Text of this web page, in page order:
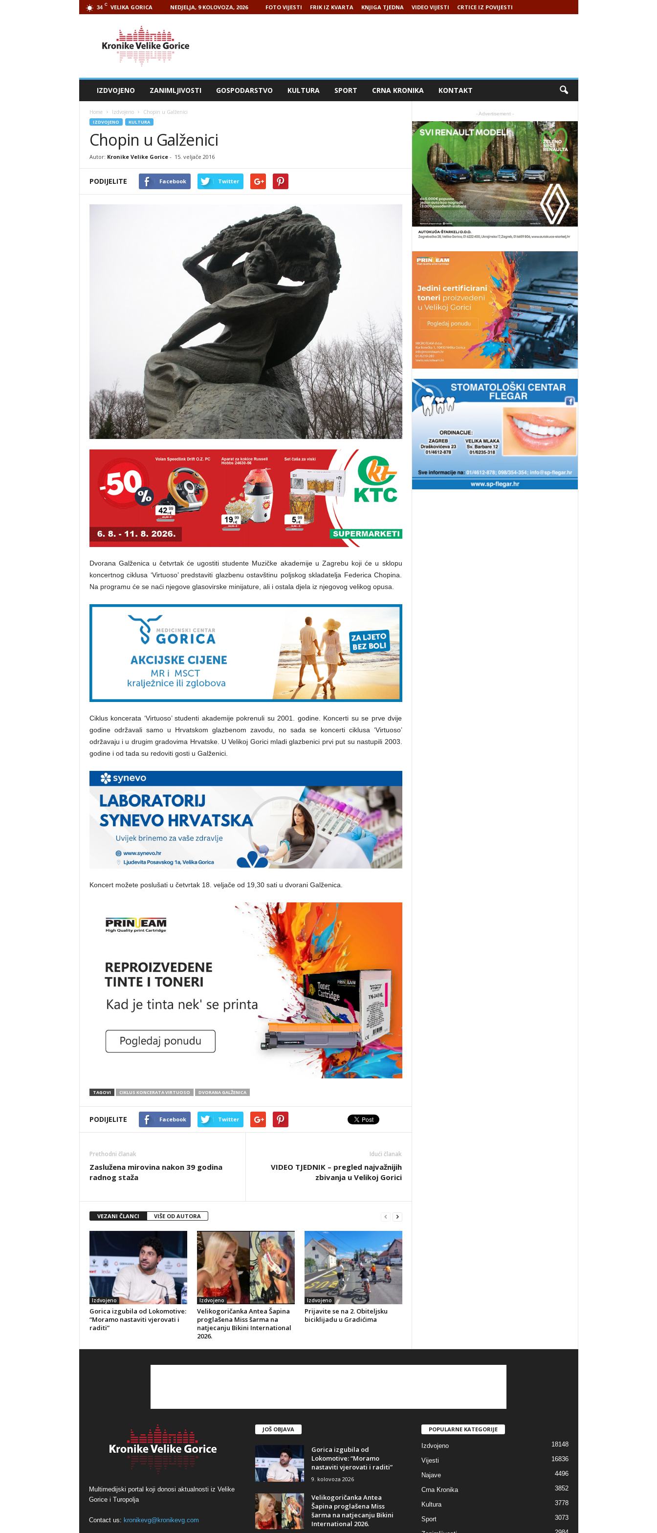
34 C VELIKA GORICA NEDJELJA, 9 KOLOVOZA, 2026 FOTO VIJESTI FRIK IZ KVARTA KNJIGA TJEDNA VIDEO VIJESTI CRTICE IZ POVIJESTI
IZDVOJENO ZANIMLJIVOSTI GOSPODARSTVO KULTURA SPORT CRNA KRONIKA KONTAKT
Home Izdvojeno Chopin u Galženici
IZDVOJENO KULTURA
Chopin u Galženici
Autor: Kronike Velike Gorice- 15. veljače 2016
PODIJELITE Facebook Twitter
Dvorana Galženica u četvrtak će ugostiti studente Muzičke akademije u Zagrebu koji će u sklopu
koncertnog ciklusa ‘Virtuoso’ predstaviti glazbenu ostavštinu poljskog skladatelja Federica Chopina.
Na programu će se naći njegove glasovirske minijature, ali i ostala djela iz njegovog velikog opusa.
Ciklus koncerata ‘Virtuoso’ studenti akademije pokrenuli su 2001. godine. Koncerti su se prve dvije
godine održavali samo u Hrvatskom glazbenom zavodu, no sada se koncerti ciklusa ‘Virtuoso’
održavaju i u drugim gradovima Hrvatske. U Velikoj Gorici mladi glazbenici prvi put su nastupili 2003.
godine i od tada su redoviti gosti u Galženici.
Koncert možete poslušati u četvrtak 18. veljače od 19,30 sati u dvorani Galženica.
TAGOVI CIKLUS KONCERATA VIRTUOSO DVORANA GALŽENICA
PODIJELITE Facebook Twitter
Prethodni članak
Zaslužena mirovina nakon 39 godina
radnog staža
Idući članak
VIDEO TJEDNIK – pregled najvažnijih
zbivanja u Velikoj Gorici
VEZANI ČLANCI VIŠE OD AUTORA
Izdvojeno
Gorica izgubila od Lokomotive:
“Moramo nastaviti vjerovati i
raditi”
Izdvojeno
Velikogoričanka Antea Šapina
proglašena Miss šarma na
natjecanju Bikini International
2026.
Izdvojeno
Prijavite se na 2. Obiteljsku
biciklijadu u Gradićima
- Advertisement -
Multimedijski portal koji donosi aktualnosti iz Velike
Gorice i Turopolja
Contact us: kronikevg@kronikevg.com
JOŠ OBJAVA
Gorica izgubila od
Lokomotive: “Moramo
nastaviti vjerovati i raditi”
9. kolovoza 2026
Velikogoričanka Antea
Šapina proglašena Miss
šarma na natjecanju Bikini
International 2026.
POPULARNE KATEGORIJE
Izdvojeno 18148
Vijesti 16836
Najave 4496
Crna Kronika 3852
Kultura 3778
Sport 3073